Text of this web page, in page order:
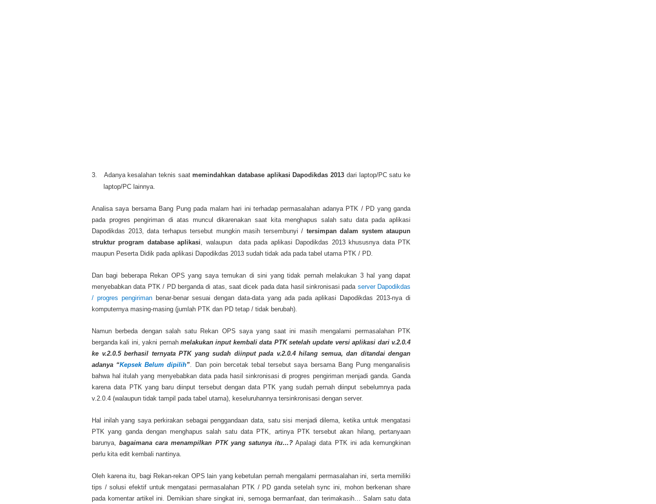
3. Adanya kesalahan teknis saatmemindahkan database aplikasi Dapodikdas 2013 dari laptop/PC satu ke
laptop/PC lainnya.
Analisa saya bersama Bang Pung pada malam hari ini terhadap permasalahan adanya PTK / PD yang ganda
pada progres pengiriman di atas muncul dikarenakan saat kita menghapus salah satu data pada aplikasi
Dapodikdas 2013, data terhapus tersebut mungkin masih tersembunyi / tersimpan dalam system ataupun
struktur program database aplikasi, walaupun data pada aplikasi Dapodikdas 2013 khususnya data PTK
maupun Peserta Didik pada aplikasi Dapodikdas 2013 sudah tidak ada pada tabel utama PTK / PD.
Dan bagi beberapa Rekan OPS yang saya temukan di sini yang tidak pernah melakukan 3 hal yang dapat
menyebabkan data PTK / PD berganda di atas, saat dicek pada data hasil sinkronisasi pada server Dapodikdas
/ progres pengirimanbenar-benar sesuai dengan data-data yang ada pada aplikasi Dapodikdas 2013-nya di
komputernya masing-masing (jumlah PTK dan PD tetap / tidak berubah).
Namun berbeda dengan salah satu Rekan OPS saya yang saat ini masih mengalami permasalahan PTK
berganda kali ini, yakni pernah melakukan input kembali data PTK setelah update versi aplikasi dari v.2.0.4
ke v.2.0.5 berhasil ternyata PTK yang sudah diinput pada v.2.0.4 hilang semua, dan ditandai dengan
adanya “Kepsek Belum dipilih”. Dan poin bercetak tebal tersebut saya bersama Bang Pung menganalisis
bahwa hal itulah yang menyebabkan data pada hasil sinkronisasi di progres pengiriman menjadi ganda. Ganda
karena data PTK yang baru diinput tersebut dengan data PTK yang sudah pernah diinput sebelumnya pada
v.2.0.4 (walaupun tidak tampil pada tabel utama), keseluruhannya tersinkronisasi dengan server.
Hal inilah yang saya perkirakan sebagai penggandaan data, satu sisi menjadi dilema, ketika untuk mengatasi
PTK yang ganda dengan menghapus salah satu data PTK, artinya PTK tersebut akan hilang, pertanyaan
barunya,bagaimana cara menampilkan PTK yang satunya itu…? Apalagi data PTK ini ada kemungkinan
perlu kita edit kembali nantinya.
Oleh karena itu, bagi Rekan-rekan OPS lain yang kebetulan pernah mengalami permasalahan ini, serta memiliki
tips / solusi efektif untuk mengatasi permasalahan PTK / PD ganda setelah sync ini, mohon berkenan share
pada komentar artikel ini. Demikian share singkat ini, semoga bermanfaat, dan terimakasih… Salam satu data